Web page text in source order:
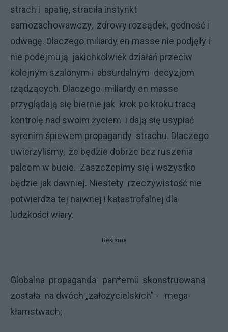
strach i apatię, straciła instynkt
samozachowawczy, zdrowy rozsądek, godność i
odwagę. Dlaczego miliardy en masse nie podjęły i
nie podejmują jakichkolwiek działań przeciw
kolejnym szalonym i absurdalnym decyzjom
rządzących. Dlaczego miliardy en masse
przyglądają się biernie jak krok po kroku tracą
kontrolę nad swoim życiem i dają się usypiać
syrenim śpiewem propagandy strachu. Dlaczego
uwierzyliśmy, że będzie dobrze bez ruszenia
palcem w bucie. Zaszczepimy się i wszystko
będzie jak dawniej. Niestety rzeczywistość nie
potwierdza tej naiwnej i katastrofalnej dla
ludzkości wiary.
Reklama
Globalna propaganda pan*emii skonstruowana
została na dwóch „założycielskich” - mega-
kłamstwach;